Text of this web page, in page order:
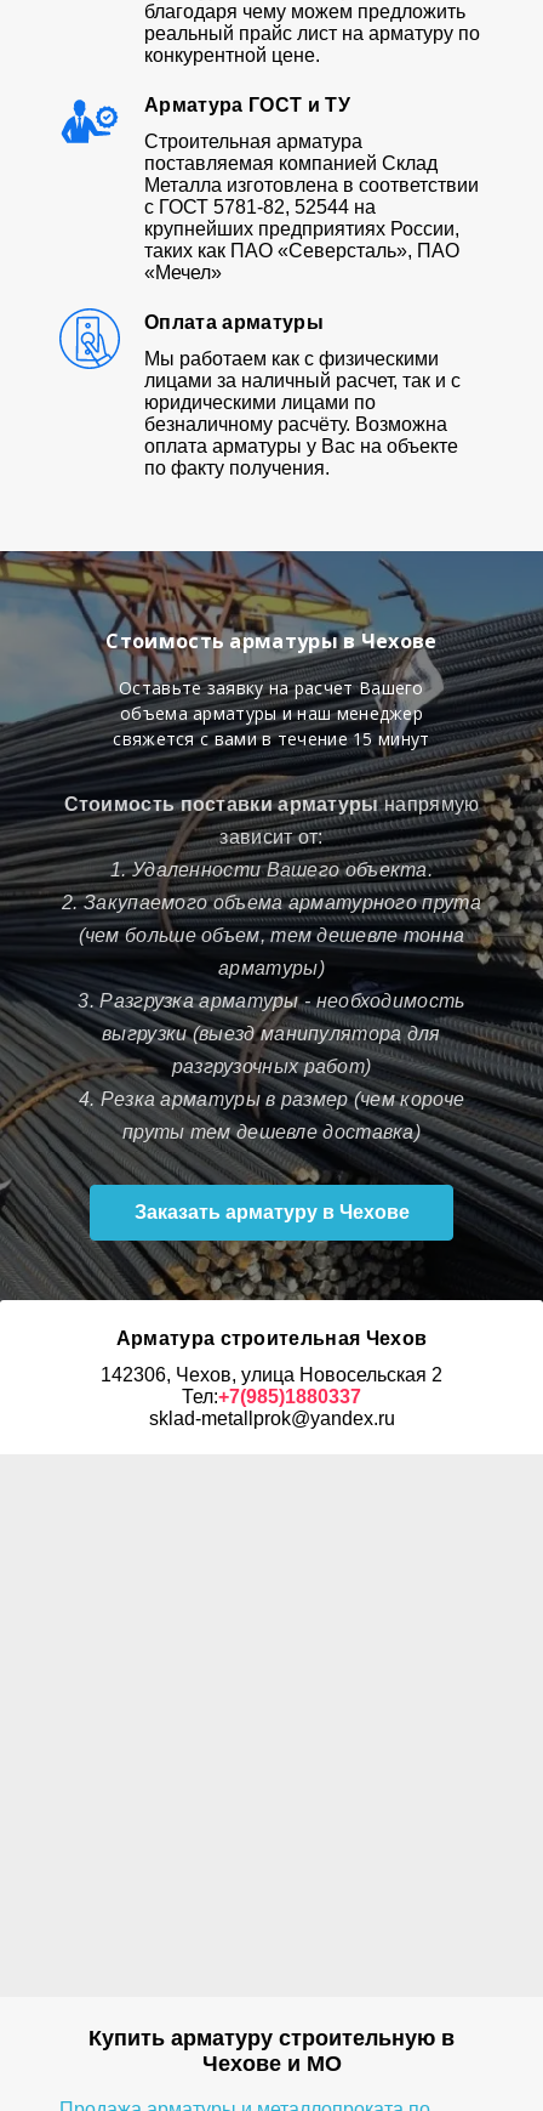
благодаря чему можем предложить
реальный прайс лист на арматуру по
конкурентной цене.
Арматура ГОСТ и ТУ
Строительная арматура
поставляемая компанией Склад
Металла изготовлена в соответствии
с ГОСТ 5781-82, 52544 на
крупнейших предприятиях России,
таких как ПАО «Северсталь», ПАО
«Мечел»
Оплата арматуры
Мы работаем как с физическими
лицами за наличный расчет, так и с
юридическими лицами по
безналичному расчёту. Возможна
оплата арматуры у Вас на объекте
по факту получения.
Стоимость арматуры в Чехове
Оставьте заявку на расчет Вашего
объема арматуры и наш менеджер
свяжется с вами в течение 15 минут
Стоимость поставки арматурынапрямую
зависит от:
1. Удаленности Вашего объекта.
2. Закупаемого объема арматурного прута
(чем больше объем, тем дешевле тонна
арматуры)
3. Разгрузка арматуры - необходимость
выгрузки (выезд манипулятора для
разгрузочных работ)
4. Резка арматуры в размер (чем короче
пруты тем дешевле доставка)
Заказать арматуру в Чехове
Арматура строительная Чехов
142306, Чехов, улица Новосельская 2
Тел:+7(985)1880337
sklad-metallprok@yandex.ru
Купить арматуру строительную в
Чехове и МО